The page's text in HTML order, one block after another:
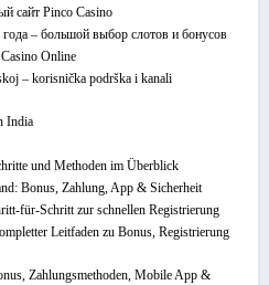
сайт Pinco Casino
– большой выбор слотов и бонусов
Online
– korisnička podrška i kanali
India
und Methoden im Überblick
Bonus, Zahlung, App & Sicherheit
zur schnellen Registrierung
Leitfaden zu Bonus, Registrierung
Zahlungsmethoden, Mobile App &